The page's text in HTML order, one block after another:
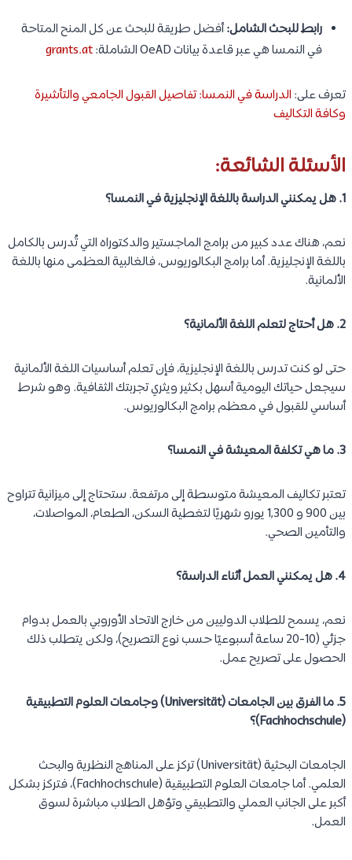
رابط للبحث الشامل:أفضل طريقة للبحث عن كل المنح المتاحة
في النمسا هي عبر قاعدة بيانات OeAD الشاملة:
grants.at
تعرف على: الدراسة في النمسا: تفاصيل القبول الجامعي والتأشيرة
وكافة التكاليف
الأسئلة الشائعة:
1. هل يمكنني الدراسة باللغة الإنجليزية في النمسا؟
نعم، هناك عدد كبير من برامج الماجستير والدكتوراه التي تُدرس بالكامل
باللغة الإنجليزية. أما برامج البكالوريوس، فالغالبية العظمى منها باللغة
الألمانية.
2. هل أحتاج لتعلم اللغة الألمانية؟
حتى لو كنت تدرس باللغة الإنجليزية، فإن تعلم أساسيات اللغة الألمانية
سيجعل حياتك اليومية أسهل بكثير ويثري تجربتك الثقافية. وهو شرط
أساسي للقبول في معظم برامج البكالوريوس.
3. ما هي تكلفة المعيشة في النمسا؟
تعتبر تكاليف المعيشة متوسطة إلى مرتفعة. ستحتاج إلى ميزانية تتراوح
بين 900 و 1,300 يورو شهريًا لتغطية السكن، الطعام، المواصلات،
والتأمين الصحي.
4. هل يمكنني العمل أثناء الدراسة؟
نعم، يسمح للطلاب الدوليين من خارج الاتحاد الأوروبي بالعمل بدوام
جزئي (10-20 ساعة أسبوعيًا حسب نوع التصريح)، ولكن يتطلب ذلك
الحصول على تصريح عمل.
5. ما الفرق بين الجامعات (Universität) وجامعات العلوم التطبيقية
(Fachhochschule)؟
الجامعات البحثية (Universität) تركز على المناهج النظرية والبحث
العلمي. أما جامعات العلوم التطبيقية (Fachhochschule)، فتركز بشكل
أكبر على الجانب العملي والتطبيقي وتؤهل الطلاب مباشرة لسوق
العمل.